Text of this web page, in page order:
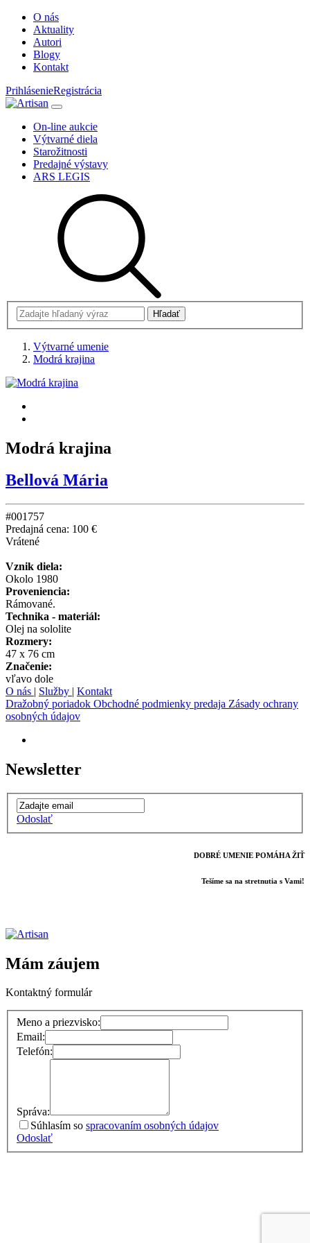
O nás
Aktuality
Autori
Blogy
Kontakt
PrihlásenieRegistrácia
On-line aukcie
Výtvarné diela
Starožitnosti
Predajné výstavy
ARS LEGIS
Výtvarné umenie
Modrá krajina
Modrá krajina
Bellová Mária
#001757
Predajná cena: 100 €
Vrátené
Vznik diela:
Okolo 1980
Proveniencia:
Rámované.
Technika - materiál:
Olej na sololite
Rozmery:
47 x 76 cm
Značenie:
vľavo dole
O nás | Služby | Kontakt
Dražobný poriadok Obchodné podmienky predaja Zásady ochrany
osobných údajov
Newsletter
Odoslať
DOBRÉ UMENIE POMÁHA ŽIŤ
Tešíme sa na stretnutia s Vami!
Mám záujem
Kontaktný formulár
Meno a priezvisko:
Email:
Telefón:
Správa:
Súhlasím so spracovaním osobných údajov
Odoslať